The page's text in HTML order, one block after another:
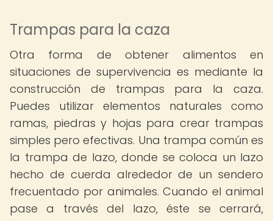
Trampas para la caza
Otra forma de obtener alimentos en
situaciones de supervivencia es mediante la
construcción de trampas para la caza.
Puedes utilizar elementos naturales como
ramas, piedras y hojas para crear trampas
simples pero efectivas. Una trampa común es
la trampa de lazo, donde se coloca un lazo
hecho de cuerda alrededor de un sendero
frecuentado por animales. Cuando el animal
pase a través del lazo, éste se cerrará,